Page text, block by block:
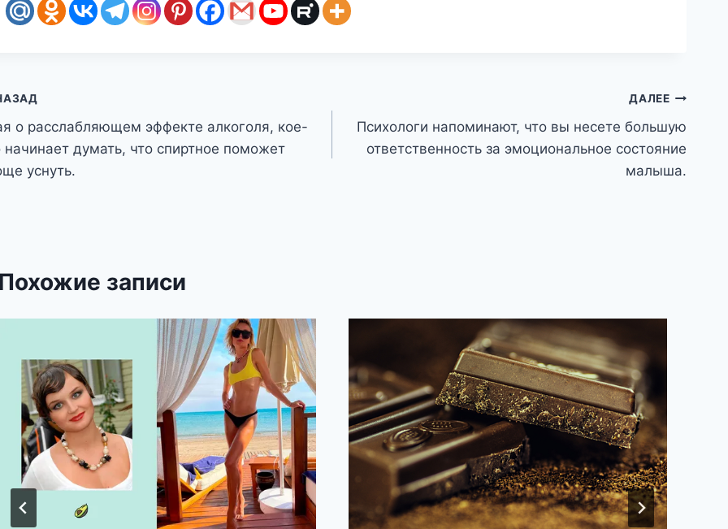
о расслабляющем эффекте алкоголя, кое-
начинает думать, что спиртное поможет
уснуть.
ДАЛЕЕ
Психологи напоминают, что вы несете большую
ответственность за эмоциональное состояние
малыша.
записи